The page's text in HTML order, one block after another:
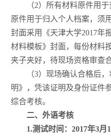
（2）所有材料原件用
原件用于归入个人档案，须
封面采用《天津大学2017年
材料模板》封面，每份材料
夹子夹好，待现场资格审查
（3）现场确认合格后
明》，凭该证明及身份证件
综合考核。
二、外语考核
1.测试时间： 2017年3月